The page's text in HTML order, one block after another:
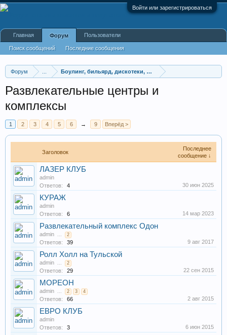
Войти или зарегистрироваться
Форум Боулинг, бильярд, дискотеки, клубы
Развлекательные центры и
комплексы
1 2 3 4 5 6 → 9 Вперёд >
Заголовок
Последнее
сообщение ↓
ЛАЗЕР КЛУБ
admin
Ответов:
4 30 июн 2025
КУРАЖ
admin
Ответов:
6 14 мар 2023
Развлекательный комплекс Одон
admin ... 2
Ответов: 39 9 авг 2017
Ролл Холл на Тульской
admin ... 2
Ответов: 29 22 сен 2015
МОРЕОН
admin ... 2 3 4
Ответов: 66 2 авг 2015
ЕВРО КЛУБ
admin
Ответов:
3 6 июн 2015
Главная Форум
Поиск сообщений Последние сообщения
Пользователи